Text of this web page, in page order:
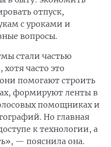
отпуск,
с уроками и
вопросы.
стали частью
часто это
помогают строить
формируют ленты в
помощниках и
Но главная
к технологии, а
— пояснила она.